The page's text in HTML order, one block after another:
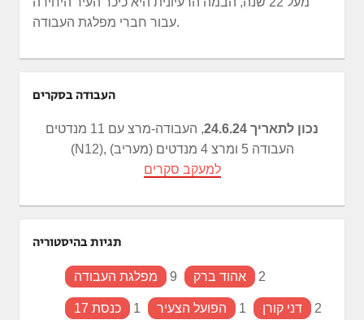
עבור חברי מפלגת העבודה.
העבודה בסקרים
נכון לתאריך 24.6.24
, העבודה-מרצ עם 11 מנדטים
(N12), העבודה 5 ומרצ 4 מנדטים (מעריב)
למעקב סקרים
תגיות בהיסטוריה
מפלגת העבודה 9 אהוד ברק 2
כנסת 17 1 הפועל הצעיר 1 דני קורן 2